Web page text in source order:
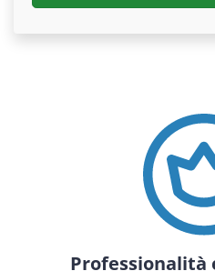
Professionalità